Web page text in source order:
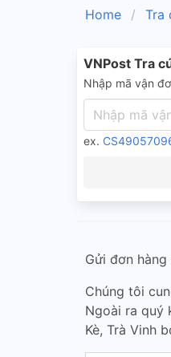
Home Tra
VNPost Tra
Nhập mã vận
ex.
Gửi đơn
Chúng tôi
Ngoài ra quý
Kè, Trà Vinh